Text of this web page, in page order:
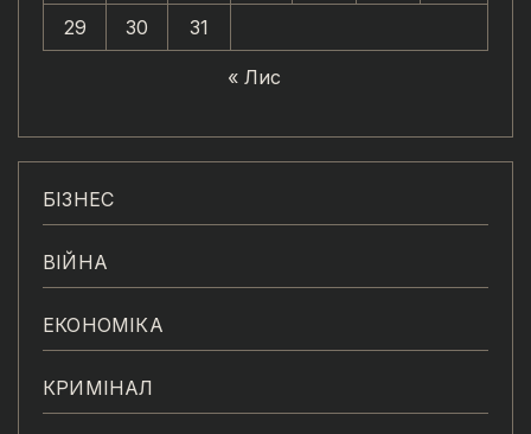
29
30 31
« Лис
БІЗНЕС
ВІЙНА
ЕКОНОМІКА
КРИМІНАЛ